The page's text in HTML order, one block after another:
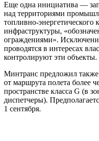
Еще одна инициатива —
над территориями
топливно-энергетического
инфраструктуры,
ограждениями».
проводятся в интересах
контролируют эти объекты.
Минтранс предложил
от маршрута полета более
пространстве класса G (в
диспетчеры).
1 сентября.